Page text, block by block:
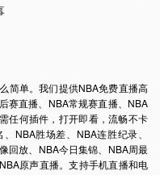
简单。我们提供NBA免费直播高
赛直播、NBA常规赛直播、NBA
任何插件，打开即看，流畅不卡
NBA胜场差、NBA连胜纪录、
回放、NBA今日集锦、NBA周最
原声直播。支持手机直播和电